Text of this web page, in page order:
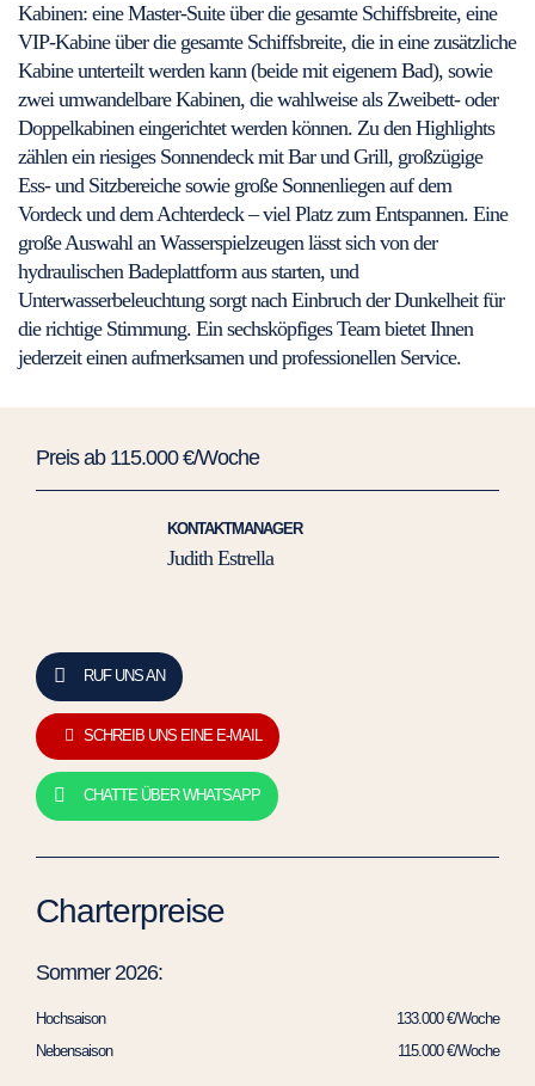
Kabinen: eine Master-Suite über die gesamte Schiffsbreite, eine
VIP-Kabine über die gesamte Schiffsbreite, die in eine zusätzliche
Kabine unterteilt werden kann (beide mit eigenem Bad), sowie
zwei umwandelbare Kabinen, die wahlweise als Zweibett- oder
Doppelkabinen eingerichtet werden können. Zu den Highlights
zählen ein riesiges Sonnendeck mit Bar und Grill, großzügige
Ess- und Sitzbereiche sowie große Sonnenliegen auf dem
Vordeck und dem Achterdeck – viel Platz zum Entspannen. Eine
große Auswahl an Wasserspielzeugen lässt sich von der
hydraulischen Badeplattform aus starten, und
Unterwasserbeleuchtung sorgt nach Einbruch der Dunkelheit für
die richtige Stimmung. Ein sechsköpfiges Team bietet Ihnen
jederzeit einen aufmerksamen und professionellen Service.
Preis ab 115.000 €/Woche
KONTAKTMANAGER
Judith Estrella
RUF UNS AN
SCHREIB UNS EINE E-MAIL
CHATTE ÜBER WHATSAPP
Charterpreise
Sommer 2026:
Hochsaison
133.000 €/Woche
Nebensaison
115.000 €/Woche